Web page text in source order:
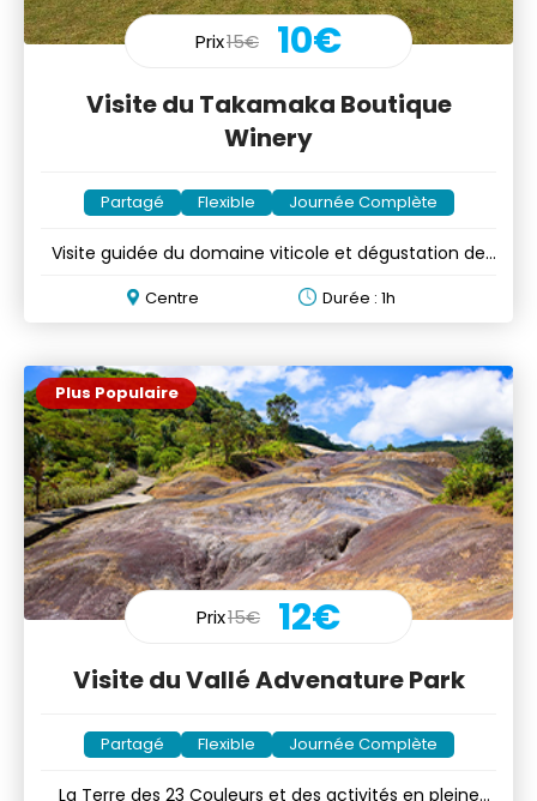
Prix15€ 10€
Visite du Takamaka Boutique
Winery
Partagé Flexible Journée Complète
Visite guidée du domaine viticole et dégustation de
Centre Durée : 1h
Plus Populaire
Prix15€ 12€
Visite du Vallé Advenature Park
Partagé Flexible Journée Complète
La Terre des 23 Couleurs et des activités en pleine